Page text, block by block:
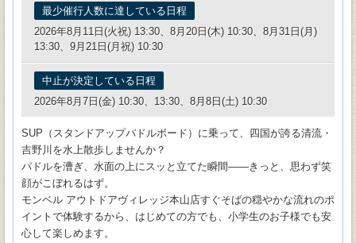
最少催行人数に達している日程
2026年8月11日(火祝) 13:30、8月20日(木) 10:30、8月31日(月)
13:30、9月21日(月祝) 10:30
中止が決定している日程
2026年8月7日(金) 10:30、13:30、8月8日(土) 10:30
SUP（スタンドアップパドルボード）に乗って、四国が誇る清流・
吉野川を水上散歩しませんか？
パドルを漕ぎ、水面の上にスッと立てた瞬間——きっと、思わず笑
顔がこぼれるはず。
モンベル アウトドアヴィレッジ本山店すぐそばの穏やかな流れのポ
イントで体験するから、はじめての方でも、小学生のお子様でも安
心して楽しめます。